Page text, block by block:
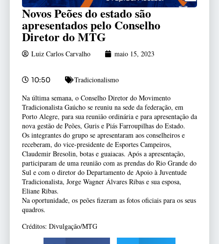
Novos Peões do estado são
apresentados pelo Conselho
Diretor do MTG
Luiz Carlos Carvalho maio 15, 2023
10:50
Tradicionalismo
Na última semana, o Conselho Diretor do Movimento
Tradicionalista Gaúcho se reuniu na sede da federação, em
Porto Alegre, para sua reunião ordinária e para apresentação da
nova gestão de Peões, Guris e Piás Farroupilhas do Estado.
Os integrantes do grupo se apresentaram aos conselheiros e
receberam, do vice-presidente de Esportes Campeiros,
Claudemir Bresolin, botas e guaiacas. Após a apresentação,
participaram de uma reunião com as prendas do Rio Grande do
Sul e com o diretor do Departamento de Apoio à Juventude
Tradicionalista, Jorge Wagner Álvares Ribas e sua esposa,
Eliane Ribas.
Na oportunidade, os peões fizeram as fotos oficiais para os seus
quadros.
Créditos: Divulgação/MTG